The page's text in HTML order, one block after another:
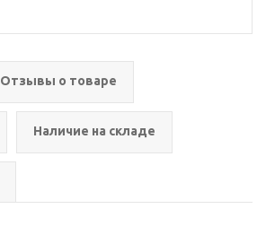
Отзывы о товаре
Наличие на складе